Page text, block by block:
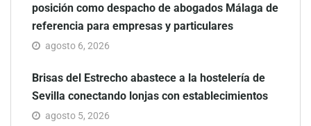
posición como despacho de abogados Málaga de
referencia para empresas y particulares
agosto 6, 2026
Brisas del Estrecho abastece a la hostelería de
Sevilla conectando lonjas con establecimientos
agosto 5, 2026